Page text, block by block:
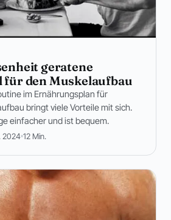
geratene
für den Muskelaufbau
im Ernährungsplan für
bringt viele Vorteile mit sich.
einfacher und ist bequem.
2024 12 Min.